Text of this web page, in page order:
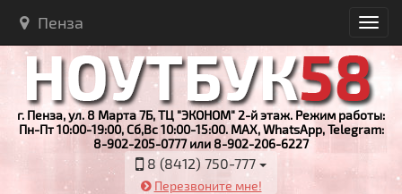
Пенза
г. Пенза, ул. 8 Марта 7Б, ТЦ "ЭКОНОМ" 2-й этаж. Режим работы:
Пн-Пт 10:00-19:00, Сб,Вс 10:00-15:00. MAX, WhatsApp, Telegram:
8-902-205-0777 или 8-902-206-6227
8 (8412) 750-777
Перезвоните мне!